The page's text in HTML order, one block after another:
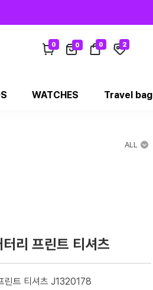
0 0 0 2
WATCHES Travel bag
ALL
리 프린트 티셔츠
린트 티셔츠 J1320178